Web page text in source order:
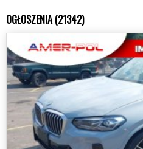
OGŁOSZENIA (21342)